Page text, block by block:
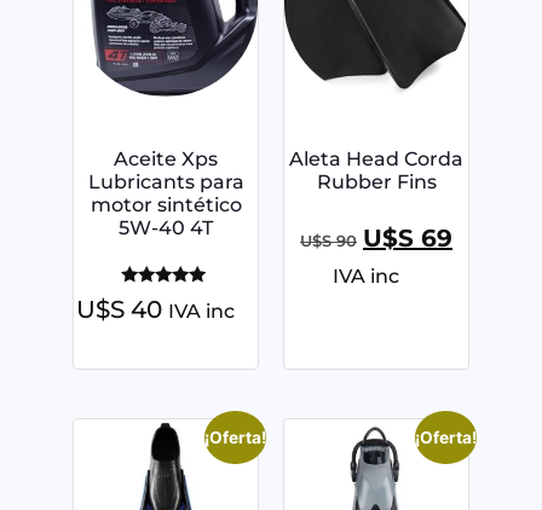
Aceite Xps
Lubricants para
motor sintético
5W-40 4T
Valorado
con
U$S40 IVA inc
Aleta Head Corda
Rubber Fins
U$S90 U$S 69
IVA inc
¡Oferta! ¡Oferta!